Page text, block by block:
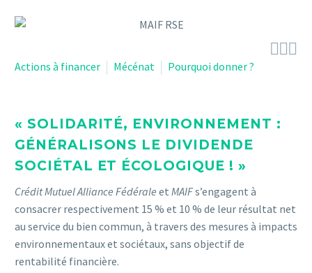

Actions à financer Mécénat Pourquoi donner ?
« SOLIDARITÉ, ENVIRONNEMENT :
GÉNÉRALISONS LE DIVIDENDE
SOCIÉTAL ET ÉCOLOGIQUE ! »
Crédit Mutuel Alliance Fédérale et MAIFs’engagent à
consacrer respectivement 15 % et 10 % de leur résultat net
au service du bien commun, à travers des mesures à impacts
environnementaux et sociétaux, sans objectif de
rentabilité financière.